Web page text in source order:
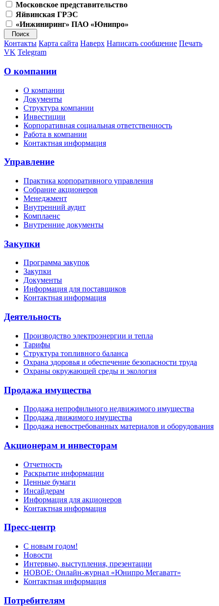
Московское представительство
Яйвинская ГРЭС
«Инжиниринг» ПАО «Юнипро»
Контакты Карта сайта Наверх Написать сообщение Печать
VK Telegram
О компании
О компании
Документы
Структура компании
Инвестиции
Корпоративная социальная ответственность
Работа в компании
Контактная информация
Управление
Практика корпоративного управления
Собрание акционеров
Менеджмент
Внутренний аудит
Комплаенс
Внутренние документы
Закупки
Программа закупок
Закупки
Документы
Информация для поставщиков
Контактная информация
Деятельность
Производство электроэнергии и тепла
Тарифы
Структура топливного баланса
Охрана здоровья и обеспечение безопасности труда
Охраны окружающей среды и экология
Продажа имущества
Продажа непрофильного недвижимого имущества
Продажа движимого имущества
Продажа невостребованных материалов и оборудования
Акционерам и инвесторам
Отчетность
Раскрытие информации
Ценные бумаги
Инсайдерам
Информация для акционеров
Контактная информация
Пресс-центр
С новым годом!
Новости
Интервью, выступления, презентации
НОВОЕ: Онлайн-журнал «Юнипро Мегаватт»
Контактная информация
Потребителям